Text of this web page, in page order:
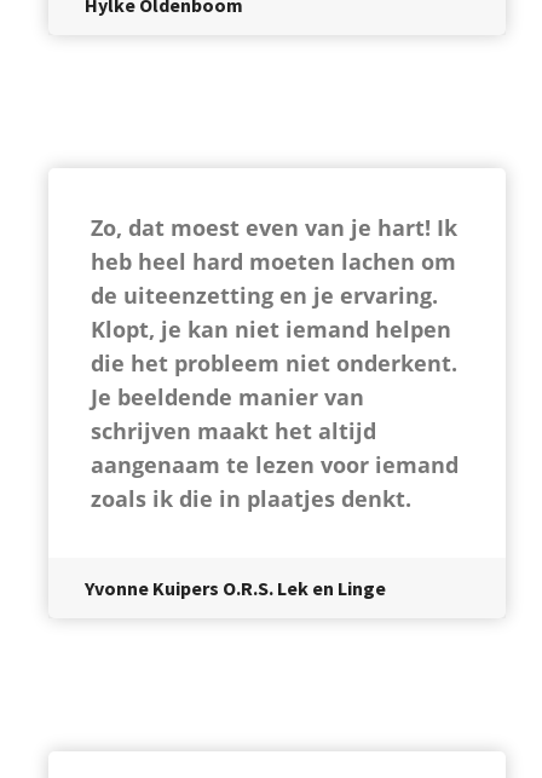
Zo, dat moest even van je hart! Ik
heb heel hard moeten lachen om
de uiteenzetting en je ervaring.
Klopt, je kan niet iemand helpen
die het probleem niet onderkent.
Je beeldende manier van
schrijven maakt het altijd
aangenaam te lezen voor iemand
zoals ik die in plaatjes denkt.
Yvonne Kuipers O.R.S. Lek en Linge